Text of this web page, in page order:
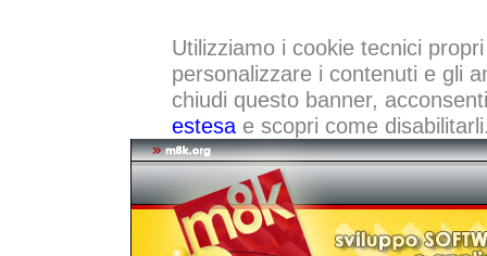
Utilizziamo i cookie tecnici
personalizzare i contenuti e gli
chiudi questo banner,
estesae scopri come